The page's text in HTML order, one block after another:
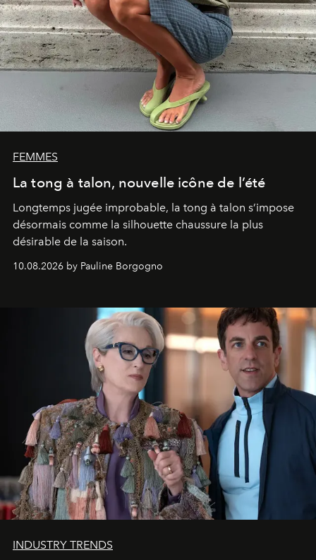
FEMMES
La tong à talon, nouvelle icône de l’été
Longtemps jugée improbable, la tong à talon s’impose
désormais comme la silhouette chaussure la plus
désirable de la saison.
10.08.2026 by Pauline Borgogno
INDUSTRY TRENDS